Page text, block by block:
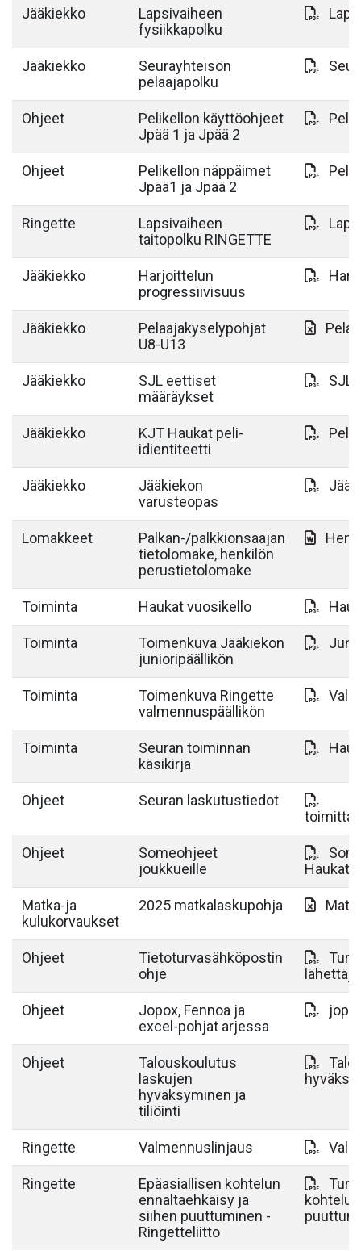
Jääkiekko
Lapsivaiheen
fysiikkapolku
Jääkiekko
Seurayhteisön
pelaajapolku
Ohjeet
Pelikellon käyttöohjeet
Jpää 1 ja Jpää 2
Ohjeet
Pelikellon näppäimet
Jpää1 ja Jpää 2
Ringette
Lapsivaiheen
taitopolku RINGETTE
Jääkiekko
Harjoittelun
progressiivisuus
Jääkiekko
Pelaajakyselypohjat
U8-U13
Jääkiekko
SJL eettiset
määräykset
SJL
Jääkiekko
KJT Haukat peli-
idientiteetti
Jääkiekko
Jääkiekon
varusteopas
Lomakkeet
Palkan-/palkkionsaajan
tietolomake, henkilön
perustietolomake
Toiminta Haukat vuosikello
Toiminta
Toimenkuva Jääkiekon
junioripäällikön
Toiminta
Toimenkuva Ringette
valmennuspäällikön
Toiminta
Seuran toiminnan
käsikirja
Ohjeet
Seuran laskutustiedot
Ohjeet
Someohjeet
joukkueille
Matka-ja
kulukorvaukset
2025 matkalaskupohja
Ohjeet
Tietoturvasähköpostin
ohje
Ohjeet
Jopox, Fennoa ja
excel-pohjat arjessa
Ohjeet
Talouskoulutus
laskujen
hyväksyminen ja
tiliöinti
Ringette Valmennuslinjaus
Ringette
Epäasiallisen kohtelun
ennaltaehkäisy ja
siihen puuttuminen -
Ringetteliitto